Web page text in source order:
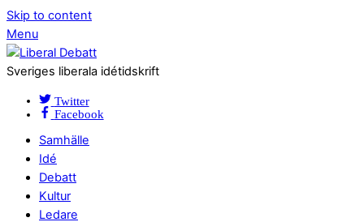
Skip to content
Menu
Sveriges liberala idétidskrift
Twitter
Facebook
Samhälle
Idé
Debatt
Kultur
Ledare